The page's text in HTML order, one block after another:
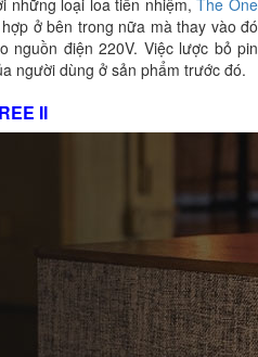
những loại loa tiền nhiệm,The One
ở bên trong nữa mà thay vào đó
nguồn điện 220V. Việc lược bỏ pin
người dùng ở sản phẩm trước đó.
II